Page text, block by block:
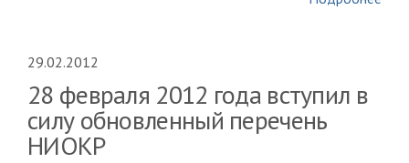
29.02.2012
28 февраля 2012 года вступил в
силу обновленный перечень
НИОКР